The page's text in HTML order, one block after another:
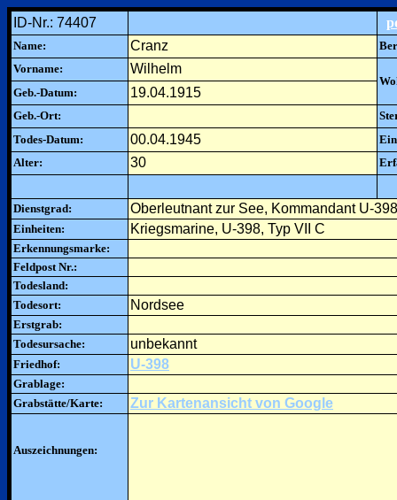
ID-Nr.: 74407
Name: Cranz
Vorname:
Wilhelm
Geb.-Datum:
19.04.1915
Geb.-Ort:
Todes-Datum:
00.04.1945
Alter:
30
Dienstgrad: Oberleutnant zur See, Kommandant U-398
Einheiten: Kriegsmarine, U-398, Typ VII C
Erkennungsmarke:
Feldpost Nr.:
Todesland:
Todesort:
Nordsee
Erstgrab:
Todesursache:
unbekannt
Friedhof: U-398
Grablage:
Grabstätte/Karte:
Zur Kartenansicht von Google
Auszeichnungen: